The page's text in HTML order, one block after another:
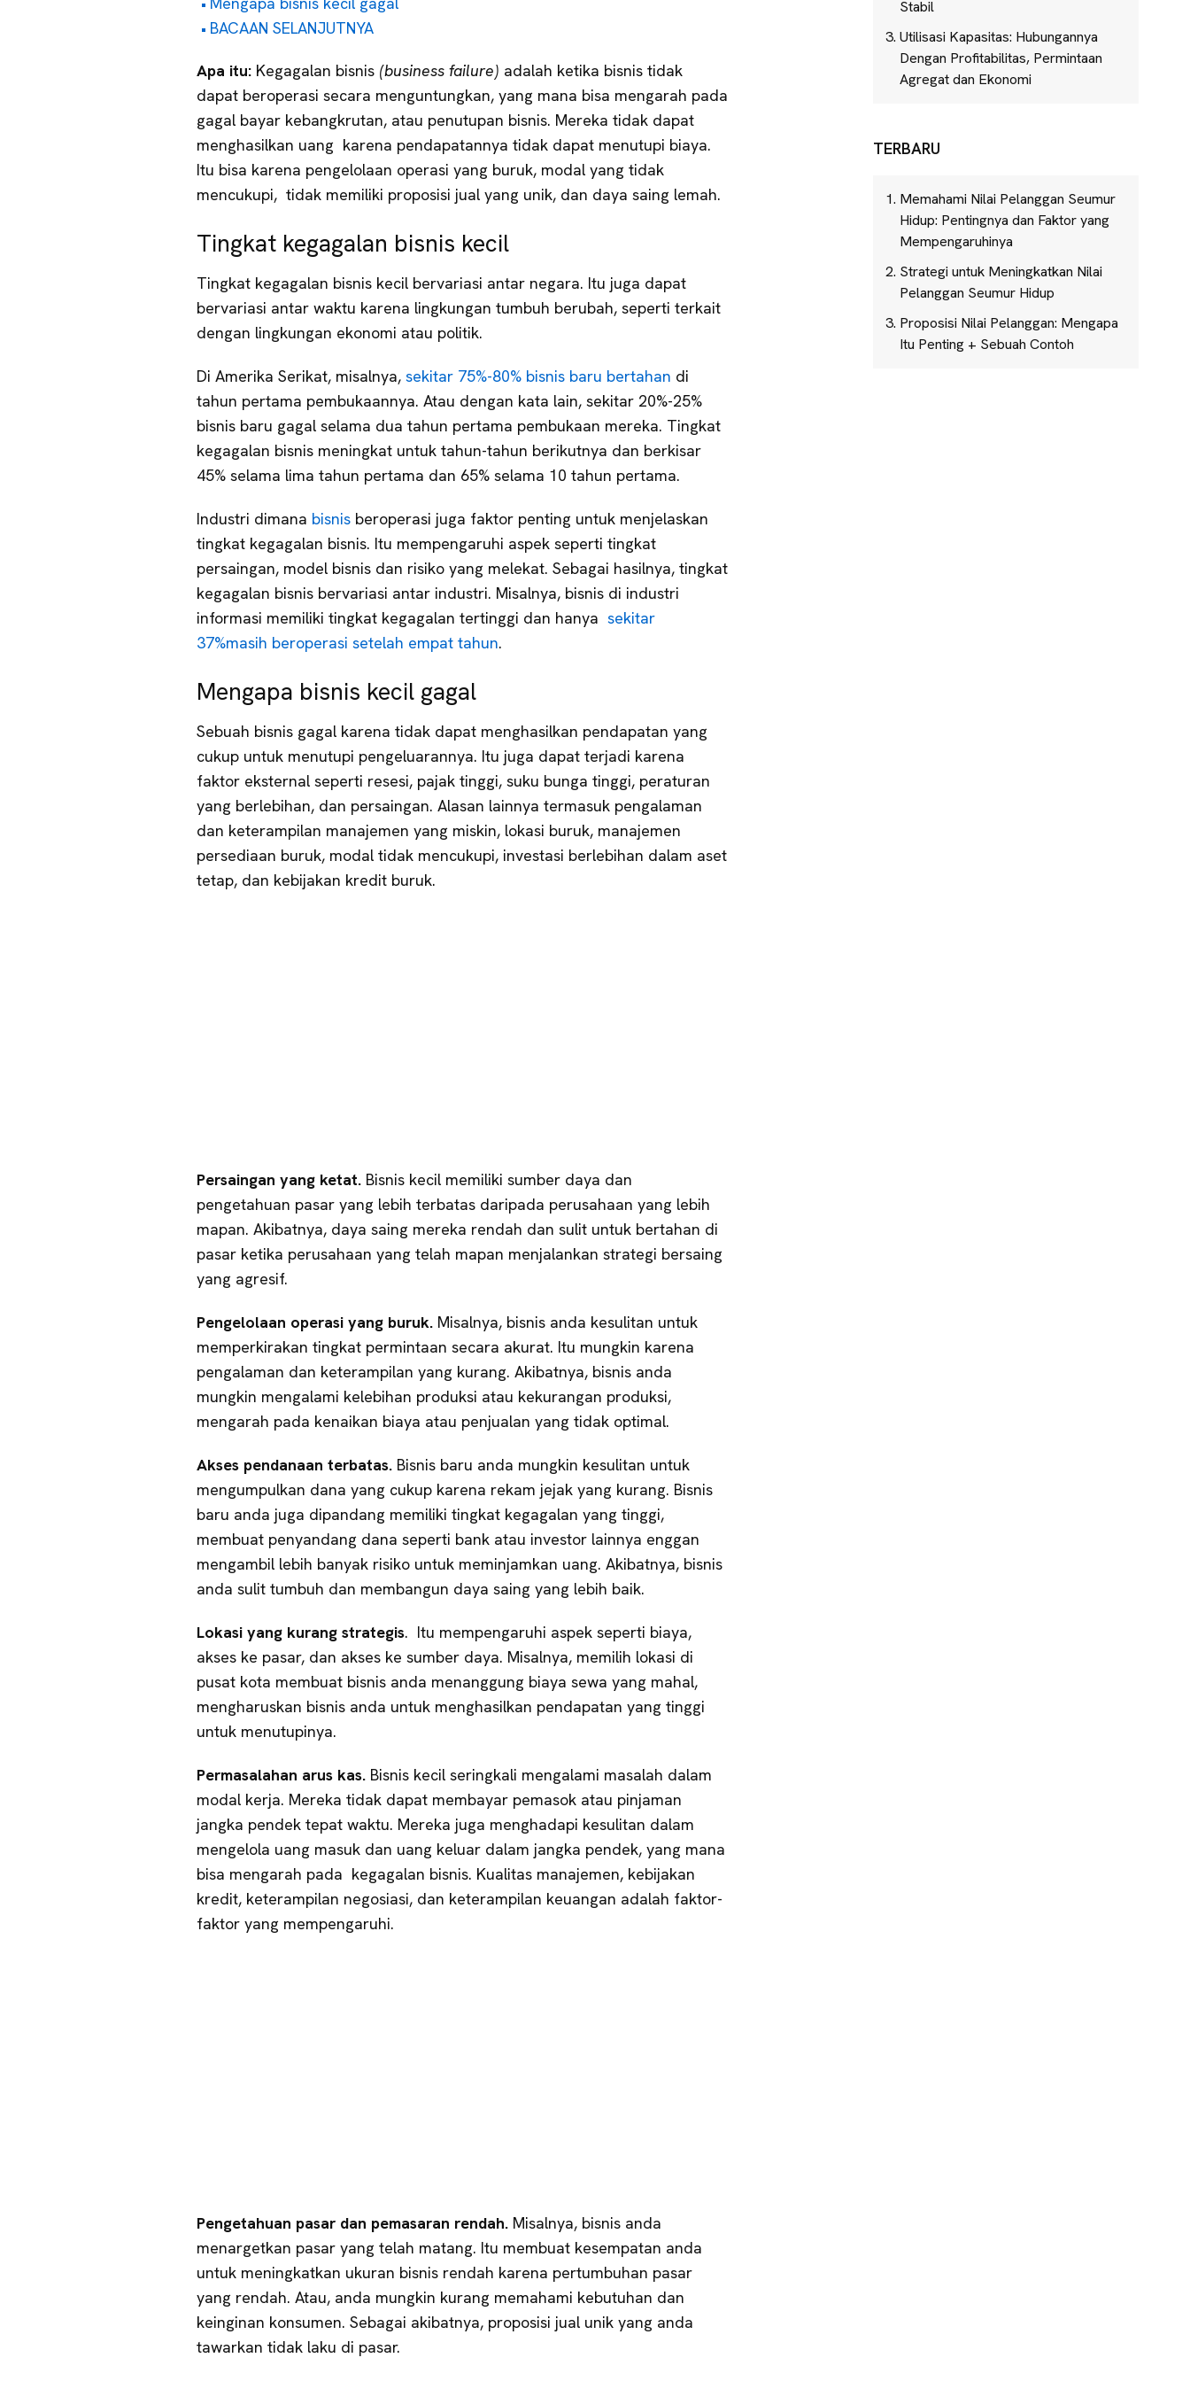
BACAAN SELANJUTNYA
Apa itu: Kegagalan bisnis (business failure) adalah ketika bisnis tidak
dapat beroperasi secara menguntungkan, yang mana bisa mengarah pada
gagal bayar kebangkrutan, atau penutupan bisnis. Mereka tidak dapat
menghasilkan uang karena pendapatannya tidak dapat menutupi biaya.
Itu bisa karena pengelolaan operasi yang buruk, modal yang tidak
mencukupi, tidak memiliki proposisi jual yang unik, dan daya saing lemah.
Tingkat kegagalan bisnis kecil
Tingkat kegagalan bisnis kecil bervariasi antar negara. Itu juga dapat
bervariasi antar waktu karena lingkungan tumbuh berubah, seperti terkait
dengan lingkungan ekonomi atau politik.
Di Amerika Serikat, misalnya, sekitar 75%-80% bisnis baru bertahan di
tahun pertama pembukaannya. Atau dengan kata lain, sekitar 20%-25%
bisnis baru gagal selama dua tahun pertama pembukaan mereka. Tingkat
kegagalan bisnis meningkat untuk tahun-tahun berikutnya dan berkisar
45% selama lima tahun pertama dan 65% selama 10 tahun pertama.
Industri dimana bisnis beroperasi juga faktor penting untuk menjelaskan
tingkat kegagalan bisnis. Itu mempengaruhi aspek seperti tingkat
persaingan, model bisnis dan risiko yang melekat. Sebagai hasilnya, tingkat
kegagalan bisnis bervariasi antar industri. Misalnya, bisnis di industri
informasi memiliki tingkat kegagalan tertinggi dan hanya sekitar
37%masih beroperasi setelah empat tahun.
Mengapa bisnis kecil gagal
Sebuah bisnis gagal karena tidak dapat menghasilkan pendapatan yang
cukup untuk menutupi pengeluarannya. Itu juga dapat terjadi karena
faktor eksternal seperti resesi, pajak tinggi, suku bunga tinggi, peraturan
yang berlebihan, dan persaingan. Alasan lainnya termasuk pengalaman
dan keterampilan manajemen yang miskin, lokasi buruk, manajemen
persediaan buruk, modal tidak mencukupi, investasi berlebihan dalam aset
tetap, dan kebijakan kredit buruk.
Persaingan yang ketat. Bisnis kecil memiliki sumber daya dan
pengetahuan pasar yang lebih terbatas daripada perusahaan yang lebih
mapan. Akibatnya, daya saing mereka rendah dan sulit untuk bertahan di
pasar ketika perusahaan yang telah mapan menjalankan strategi bersaing
yang agresif.
Pengelolaan operasi yang buruk. Misalnya, bisnis anda kesulitan untuk
memperkirakan tingkat permintaan secara akurat. Itu mungkin karena
pengalaman dan keterampilan yang kurang. Akibatnya, bisnis anda
mungkin mengalami kelebihan produksi atau kekurangan produksi,
mengarah pada kenaikan biaya atau penjualan yang tidak optimal.
Akses pendanaan terbatas. Bisnis baru anda mungkin kesulitan untuk
mengumpulkan dana yang cukup karena rekam jejak yang kurang. Bisnis
baru anda juga dipandang memiliki tingkat kegagalan yang tinggi,
membuat penyandang dana seperti bank atau investor lainnya enggan
mengambil lebih banyak risiko untuk meminjamkan uang. Akibatnya, bisnis
anda sulit tumbuh dan membangun daya saing yang lebih baik.
Lokasi yang kurang strategis. Itu mempengaruhi aspek seperti biaya,
akses ke pasar, dan akses ke sumber daya. Misalnya, memilih lokasi di
pusat kota membuat bisnis anda menanggung biaya sewa yang mahal,
mengharuskan bisnis anda untuk menghasilkan pendapatan yang tinggi
untuk menutupinya.
Permasalahan arus kas. Bisnis kecil seringkali mengalami masalah dalam
modal kerja. Mereka tidak dapat membayar pemasok atau pinjaman
jangka pendek tepat waktu. Mereka juga menghadapi kesulitan dalam
mengelola uang masuk dan uang keluar dalam jangka pendek, yang mana
bisa mengarah pada kegagalan bisnis. Kualitas manajemen, kebijakan
kredit, keterampilan negosiasi, dan keterampilan keuangan adalah faktor-
faktor yang mempengaruhi.
Pengetahuan pasar dan pemasaran rendah. Misalnya, bisnis anda
menargetkan pasar yang telah matang. Itu membuat kesempatan anda
untuk meningkatkan ukuran bisnis rendah karena pertumbuhan pasar
yang rendah. Atau, anda mungkin kurang memahami kebutuhan dan
keinginan konsumen. Sebagai akibatnya, proposisi jual unik yang anda
tawarkan tidak laku di pasar.
Stabil
Utilisasi Kapasitas: Hubungannya
Dengan Profitabilitas, Permintaan
Agregat dan Ekonomi
TERBARU
Memahami Nilai Pelanggan Seumur
Hidup: Pentingnya dan Faktor yang
Mempengaruhinya
Strategi untuk Meningkatkan Nilai
Pelanggan Seumur Hidup
Proposisi Nilai Pelanggan: Mengapa
Itu Penting + Sebuah Contoh